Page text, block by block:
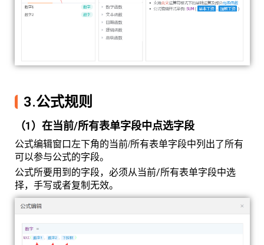
3.公式规则
（1）在当前/所有表单字段中点选字段
公式编辑窗口左下角的当前/所有表单字段中列出了所有
可以参与公式的字段。
公式所要用到的字段，必须从当前/所有表单字段中选
择，手写或者复制无效。